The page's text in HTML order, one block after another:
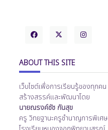
ABOUT THIS SITE
เว็บไซต์เพื่อการเรียนรู้ของทุกคน
สร้างสรรค์และพัฒนาโดย
นายณรงค์ชัช กันสุข
ครู วิทยฐานะครูชำนาญการพิเศษ